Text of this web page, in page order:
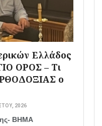
Ελλάδος
ΟΡΟΣ – Τι
ο
2026
ΒΗΜΑ